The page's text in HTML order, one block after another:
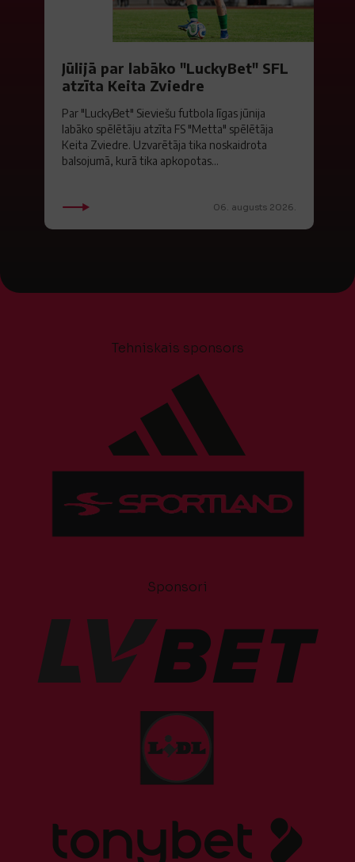
Jūlijā par labāko "LuckyBet" SFL
atzīta Keita Zviedre
Par "LuckyBet" Sieviešu futbola līgas jūnija
labāko spēlētāju atzīta FS "Metta" spēlētāja
Keita Zviedre. Uzvarētāja tika noskaidrota
balsojumā, kurā tika apkopotas...
06. augusts 2026.
Tehniskais sponsors
Sponsori